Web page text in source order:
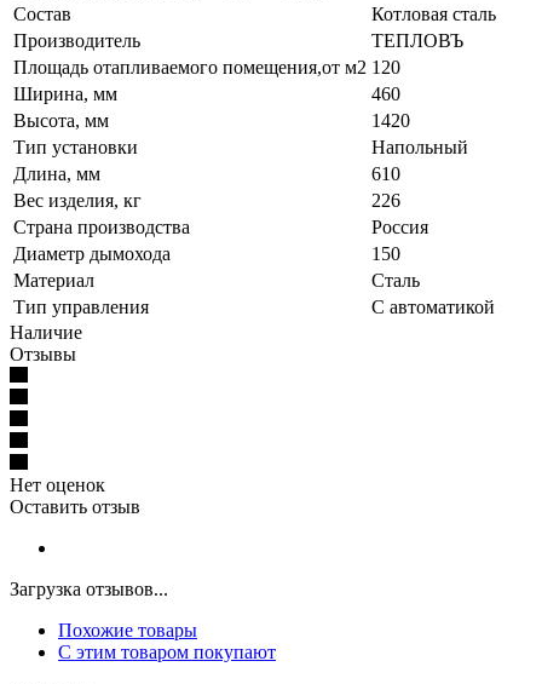
Состав
Котловая сталь
Производитель
ТЕПЛОВЪ
Площадь отапливаемого помещения,от м2 120
Ширина, мм
460
Высота, мм
1420
Тип установки
Напольный
Длина, мм
610
Вес изделия, кг
226
Страна производства
Россия
Диаметр дымохода
150
Материал
Сталь
Тип управления
С автоматикой
Наличие
Отзывы
Нет оценок
Оставить отзыв
Загрузка отзывов...
Похожие товары
С этим товаром покупают